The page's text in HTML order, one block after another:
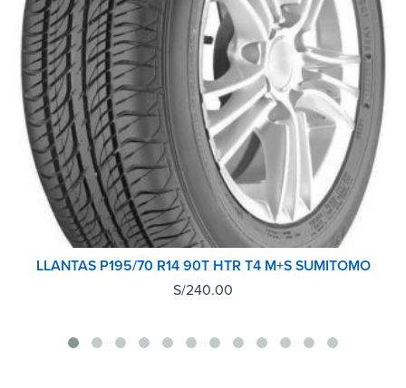
LLANTAS P195/70 R14 90T HTR T4 M+S SUMITOMO
S/240.00